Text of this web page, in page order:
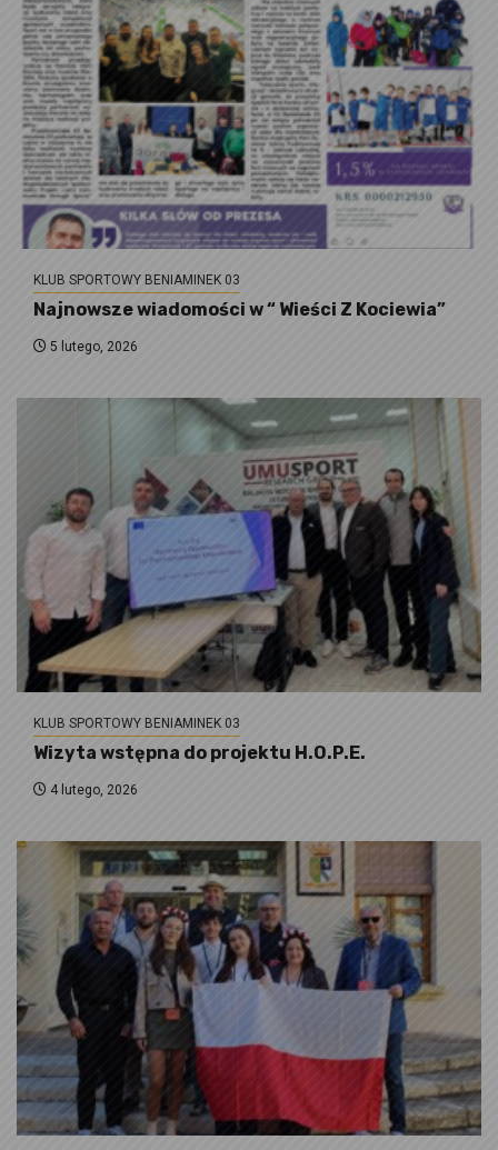
KLUB SPORTOWY BENIAMINEK 03
Najnowsze wiadomości w “ Wieści Z Kociewia”
5 lutego, 2026
KLUB SPORTOWY BENIAMINEK 03
Wizyta wstępna do projektu H.O.P.E.
4 lutego, 2026